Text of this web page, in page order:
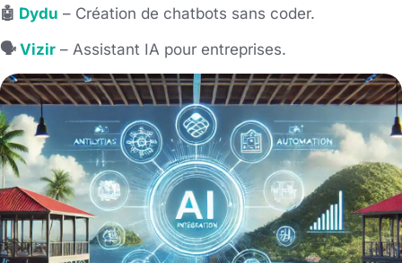
🤖 Dydu – Création de chatbots sans coder.
🗣️ Vizir – Assistant IA pour entreprises.